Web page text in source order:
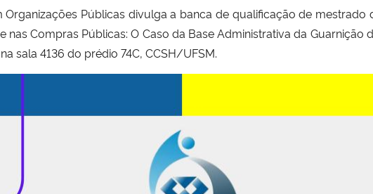
Públicas divulga a banca de qualificação de mestrado
nas Compras Públicas: O Caso da Base Administrativa da Guarnição
sala 4136 do prédio 74C, CCSH/UFSM.